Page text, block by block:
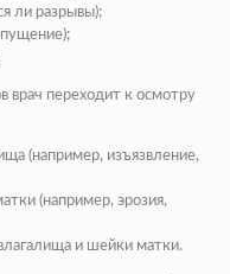
ли разрывы);
);
врач переходит к осмотру
(например, изъязвление,
(например, эрозия,
и шейки матки.